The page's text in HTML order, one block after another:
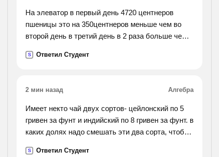
На элеватор в первый день 4720 центнеров
пшеницы это на 350центнеров меньше чем во
второй день в третий день в 2 раза больше чем
S Ответил Студент
2 мин назад Алгебра
Имеет некто чай двух сортов- цейлонский по 5
гривен за фунт и индийский по 8 гривен за фунт. в
каких долях надо смешать эти два сорта, чтобы
S Ответил Студент